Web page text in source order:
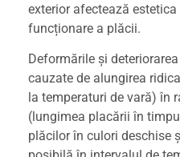
exterior afectează
funcționare a plăcii.
Deformările și
cauzate de alungirea
la temperaturi de vară) în
(lungimea placării în
plăcilor în culori deschise